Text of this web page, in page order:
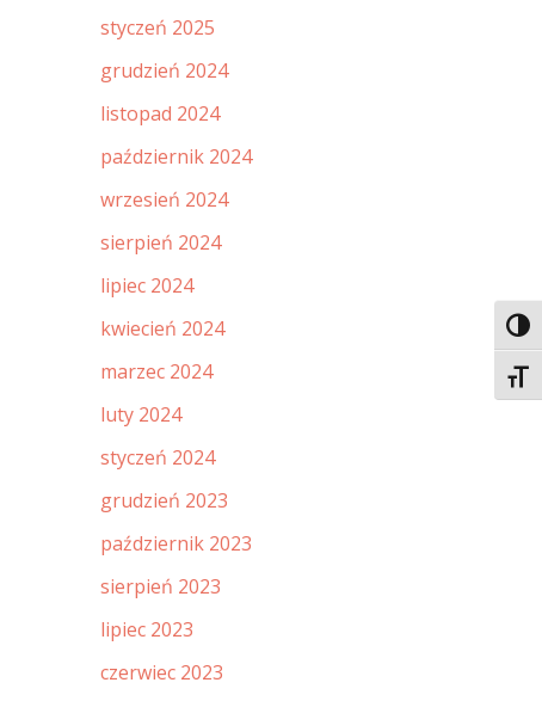
styczeń 2025
grudzień 2024
listopad 2024
październik 2024
wrzesień 2024
sierpień 2024
lipiec 2024
kwiecień 2024
marzec 2024
luty 2024
styczeń 2024
grudzień 2023
październik 2023
sierpień 2023
lipiec 2023
czerwiec 2023